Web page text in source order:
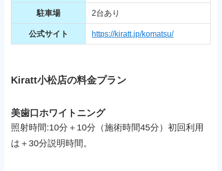
駐車場 2台あり
公式サイト https://kiratt.jp/komatsu/
Kiratt小松店の料金プラン
美歯口ホワイトニング
照射時間:10分＋10分（施術時間45分）初回利用
は＋30分説明時間。